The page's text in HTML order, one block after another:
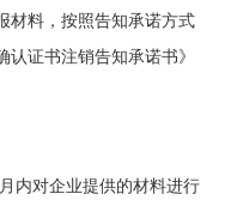
料，按照告知承诺方式
认证书注销告知承诺书》
内对企业提供的材料进行